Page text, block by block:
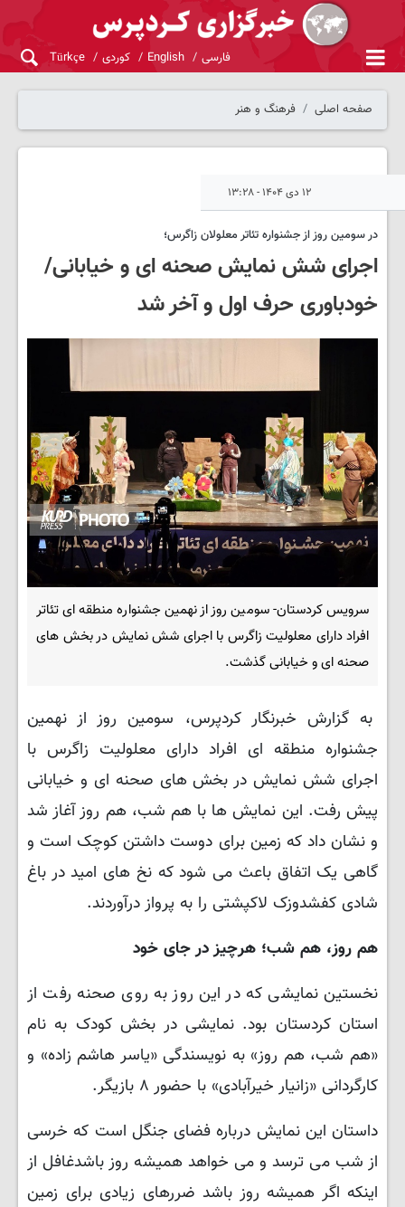
فارسی English کوردی Türkçe
صفحه اصلی فرهنگ و هنر
۱۲ دی ۱۴۰۴ - ۱۳:۲۸
در سومین روز از جشنواره تئاتر معلولان زاگرس؛
اجرای شش نمایش صحنه ای و خیابانی/
خودباوری حرف اول و آخر شد
سرویس کردستان- سومین روز از نهمین جشنواره منطقه ای تئاتر
افراد دارای معلولیت زاگرس با اجرای شش نمایش در بخش های
صحنه ای و خیابانی گذشت.
به گزارش خبرنگار کردپرس، سومین روز از نهمین
جشنواره منطقه ای افراد دارای معلولیت زاگرس با
اجرای شش نمایش در بخش های صحنه ای و خیابانی
پیش رفت. این نمایش ها با هم شب، هم روز آغاز شد
و نشان داد که زمین برای دوست داشتن کوچک است و
گاهی یک اتفاق باعث می شود که نخ های امید در باغ
شادی کفشدوزک لاکپشتی را به پرواز درآوردند.
هم روز، هم شب؛ هرچیز در جای خود
نخستین نمایشی که در این روز به روی صحنه رفت از
استان کردستان بود. نمایشی در بخش کودک به نام
«هم شب، هم روز» به نویسندگی «یاسر هاشم زاده» و
کارگردانی «زانیار خیرآبادی» با حضور ۸ بازیگر.
داستان این نمایش درباره فضای جنگل است که خرسی
از شب می ترسد و می خواهد همیشه روز باشدغافل از
اینکه اگر همیشه روز باشد ضررهای زیادی برای زمین